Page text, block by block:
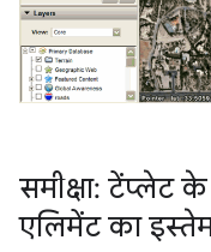
समीक्षा: टेंप्लेट के
एलिमेंट का